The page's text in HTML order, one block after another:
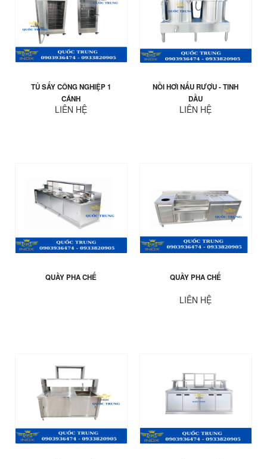
TỦ SẤY CÔNG NGHIỆP 1
CÁNH
LIÊN HỆ
NỒI HƠI NẤU RƯỢU - TINH
DẦU
LIÊN HỆ
QUẦY PHA CHẾ QUẦY PHA CHẾ
LIÊN HỆ